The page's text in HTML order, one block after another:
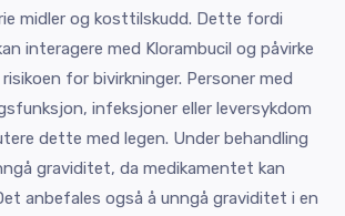
midler og kosttilskudd. Dette fordi
interagere med Klorambucil og påvirke
for bivirkninger. Personer med
infeksjoner eller leversykdom
dette med legen. Under behandling
graviditet, da medikamentet kan
anbefales også å unngå graviditet i en